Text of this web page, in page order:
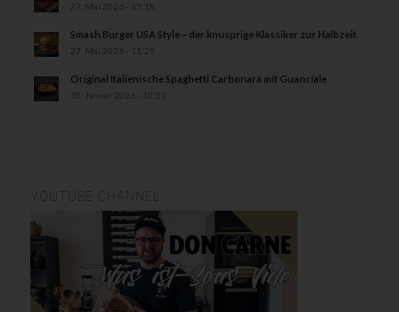
27. Mai 2026 - 15:18
Smash Burger USA Style – der knusprige Klassiker zur Halbzeit
27. Mai 2026 - 11:25
Original Italienische Spaghetti Carbonara mit Guanciale
30. Januar 2026 - 10:55
YOUTUBE CHANNEL